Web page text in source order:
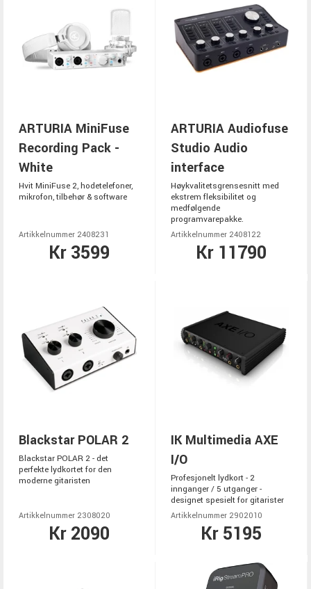
ARTURIA MiniFuse
Recording Pack -
White
Hvit MiniFuse 2, hodetelefoner,
mikrofon, tilbehør & software
Artikkelnummer 2408231
Kr 3599
ARTURIA Audiofuse
Studio Audio
interface
Høykvalitetsgrensesnitt med
ekstrem fleksibilitet og
medfølgende
programvarepakke.
Artikkelnummer 2408122
Kr 11790
Blackstar POLAR 2
Blackstar POLAR 2 - det
perfekte lydkortet for den
moderne gitaristen
Artikkelnummer 2308020
Kr 2090
IK Multimedia AXE
I/O
Profesjonelt lydkort - 2
innganger / 5 utganger -
designet spesielt for gitarister
Artikkelnummer 2902010
Kr 5195